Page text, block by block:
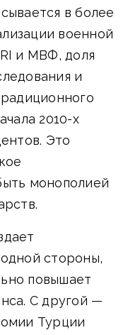
в более
военной
и МВФ, доля
и
2010-х
Это
монополией
стороны,
повышает
С другой —
Турции